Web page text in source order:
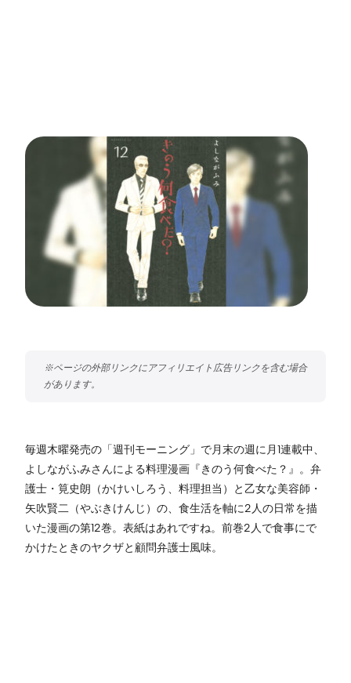
毎週木曜発売の「週刊モーニング」で月末の週に月1連載中、
よしながふみさんによる料理漫画『きのう何食べた？』。弁
護士・筧史朗（かけいしろう、料理担当）と乙女な美容師・
矢吹賢二（やぶきけんじ）の、食生活を軸に2人の日常を描
いた漫画の第12巻。表紙はあれですね。前巻2人で食事にで
かけたときのヤクザと顧問弁護士風味。